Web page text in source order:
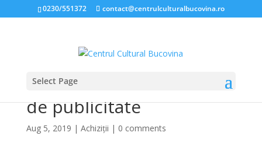
0230/551372 contact@centrulculturalbucovina.ro
Select Page
Anunt achizitie servicii
de publicitate
Aug 5, 2019 | Achiziții | 0 comments